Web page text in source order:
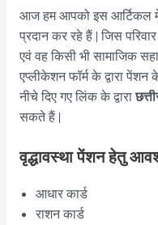
आज हम आपको इस आर्टिकल
प्रदान कर रहे हैं | जिस
एवं वह किसी भी सामाजिक
एप्लीकेशन फॉर्म के द्वारा
नीचे दिए गए लिंक के द्वारा
सकते हैं |
वृद्धावस्था पेंशन हेतु
आधार कार्ड
राशन कार्ड